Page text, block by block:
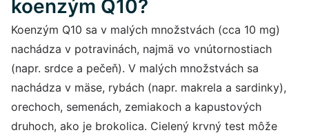
koenzým Q10?
Koenzým Q10 sa v malých množstvách (cca 10 mg)
nachádza v potravinách, najmä vo vnútornostiach
(napr. srdce a pečeň). V malých množstvách sa
nachádza v mäse, rybách (napr. makrela a sardinky),
orechoch, semenách, zemiakoch a kapustových
druhoch, ako je brokolica. Cielený krvný test môže